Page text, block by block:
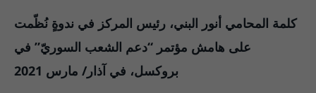
كلمة المحامي أنور البني، رئيس المركز في ندوةٍ نُظّمت
على هامش مؤتمر “دعم الشعب السوريّ” في
بروكسل، في آذار/ مارس 2021